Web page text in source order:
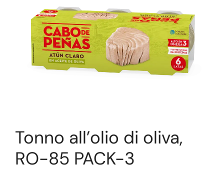
Tonno all’olio di oliva,
RO-85 PACK-3